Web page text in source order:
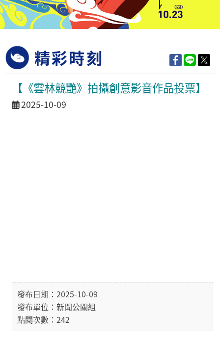
精彩時刻
【《雲林競艷》拍攝創意影音作品投票】
活動日期
2025-10-09
發布日期：2025-10-09
發布單位：新聞公關組
點閱次數：242